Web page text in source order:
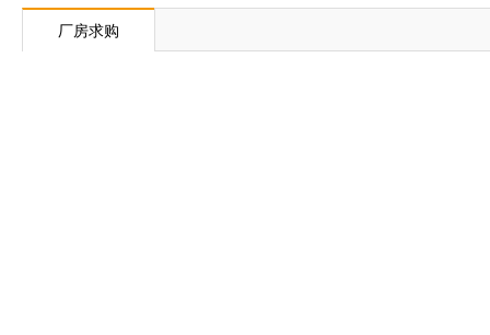
厂房求购